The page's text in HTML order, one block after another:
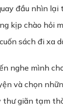
đầu nhìn
kịp chào hỏi
sách đi xa
nghe mình
và chọn
thư giãn tạm